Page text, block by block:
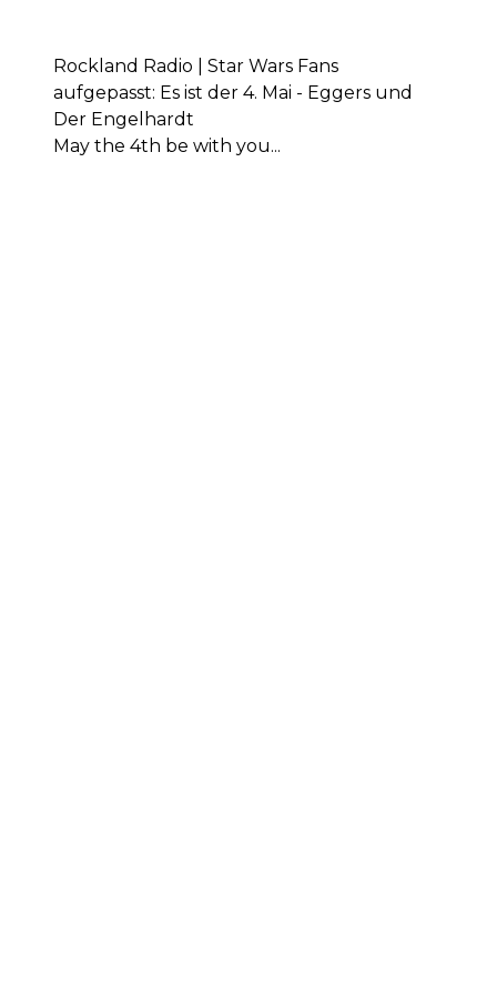
Rockland Radio | Star Wars Fans
aufgepasst: Es ist der 4. Mai - Eggers und
Der Engelhardt
May the 4th be with you...